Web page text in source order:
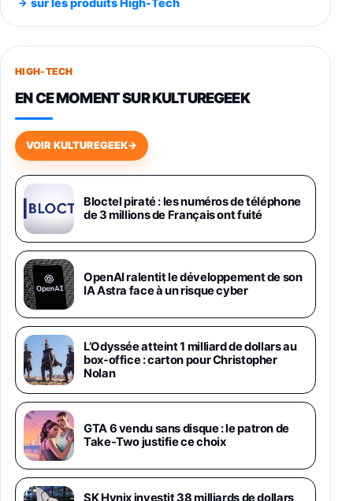
891,99€1199€Fnac (Vendeur Tiers)
Smartphone SAMSUNG Galaxy S26+ Violet
749,99€
648,63€834,71€
Samsung Galaxy Miracle Ultra, Smartphone
Android 5G avec Galaxy AI, 512 Go,
Chargeur Secteur Rapide 25W Inclus,
Smartphone déverrouillé, Noir, Version FR
1019€
Galaxy S26 Ultra 512 Go Bleu
1019€1399€Fnac (Vendeur Tiers)
Galaxy S26 Ultra 256 Go Violet
892€1199€Fnac (Vendeur Tiers)
Philips SHK2000BL - Casque Enfant - Bleu &
Répartiteur Audio 5 Casques, Blanc
24,94€ 29,96€Fnac (Vendeur Tiers)
Asus RT-AC59U Routeur sans Fil Double
Bande Gigabit (Serveur et Client VPN, Triple
Vlan, Mode Point d'accès et Bridge, contrôle
sur les produits High-Tech
HIGH-TECH
EN CE MOMENT SUR KULTUREGEEK
VOIR KULTUREGEEK→
Bloctel piraté : les numéros de téléphone
de 3 millions de Français ont fuité
OpenAI ralentit le développement de son
IA Astra face à un risque cyber
L’Odyssée atteint 1 milliard de dollars au
box-office : carton pour Christopher
Nolan
GTA 6 vendu sans disque : le patron de
Take-Two justifie ce choix
SK Hynix investit 38 milliards de dollars